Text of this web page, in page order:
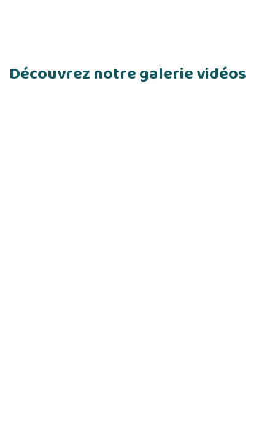
Découvrez notre galerie vidéos